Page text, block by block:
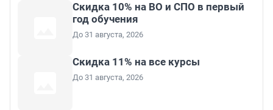
Скидка 10% на ВО и СПО в первый
год обучения
До 31 августа, 2026
Скидка 11% на все курсы
До 31 августа, 2026